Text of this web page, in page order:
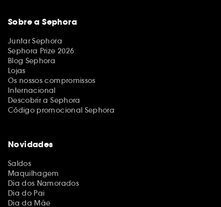
Sobre a Sephora
Juntar Sephora
Sephora Prize 2026
Blog Sephora
Lojas
Os nossos compromissos
Internacional
Descobrir a Sephora
Código promocional Sephora
Novidades
Saldos
Maquilhagem
Dia dos Namorados
Dia do Pai
Dia da Mãe